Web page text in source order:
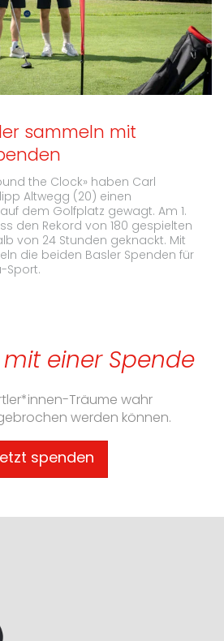
sammeln mit
the Clock» haben Carl
Altwegg (20) einen
dem Golfplatz gewagt. Am 1.
den Rekord von 180 gespielten
von 24 Stunden geknackt. Mit
die beiden Basler Spenden für
Sport.
mit einer Spende
Träume wahr
werden können.
spenden